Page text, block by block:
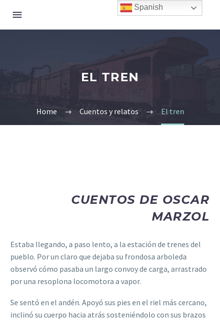
EL TREN
Home Cuentos y relatos El tren
CUENTOS DE OSCAR
MARZOL
Estaba llegando, a paso lento, a la estación de trenes del
pueblo. Por un claro que dejaba su frondosa arboleda
observó cómo pasaba un largo convoy de carga, arrastrado
por una resoplona locomotora a vapor.
Se sentó en el andén. Apoyó sus pies en el riel más cercano,
inclinó su cuerpo hacia atrás sosteniéndolo con sus brazos
Spanish